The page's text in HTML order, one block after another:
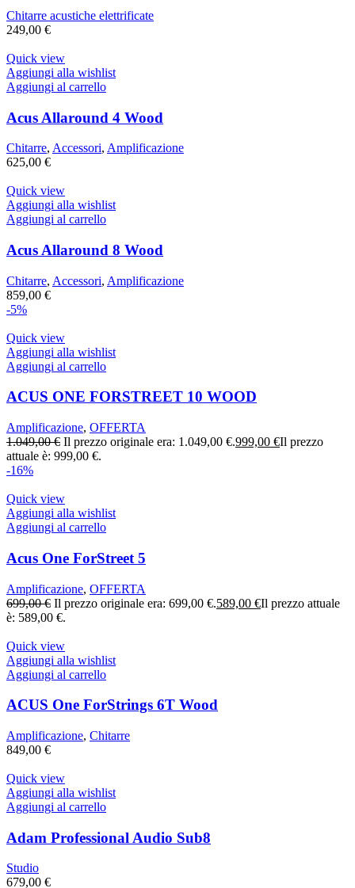
Chitarre acustiche elettrificate
249,00 €
Quick view
Aggiungi alla wishlist
Aggiungi al carrello
Acus Allaround 4 Wood
Chitarre, Accessori, Amplificazione
625,00 €
Quick view
Aggiungi alla wishlist
Aggiungi al carrello
Acus Allaround 8 Wood
Chitarre, Accessori, Amplificazione
859,00 €
-5%
Quick view
Aggiungi alla wishlist
Aggiungi al carrello
ACUS ONE FORSTREET 10 WOOD
Amplificazione, OFFERTA
1.049,00€ Il prezzo originale era: 1.049,00 €.999,00 €Il prezzo
attuale è: 999,00 €.
-16%
Quick view
Aggiungi alla wishlist
Aggiungi al carrello
Acus One ForStreet 5
Amplificazione, OFFERTA
699,00€ Il prezzo originale era: 699,00 €.589,00 €Il prezzo attuale
è: 589,00 €.
Quick view
Aggiungi alla wishlist
Aggiungi al carrello
ACUS One ForStrings 6T Wood
Amplificazione, Chitarre
849,00 €
Quick view
Aggiungi alla wishlist
Aggiungi al carrello
Adam Professional Audio Sub8
Studio
679,00 €